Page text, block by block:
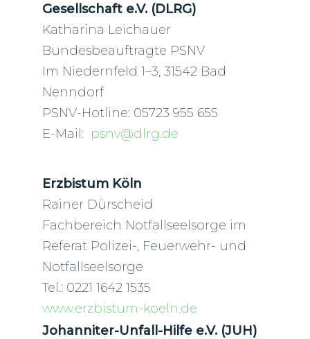
Gesellschaft e.V. (DLRG)
Katharina Leichauer
Bundesbeauftragte PSNV
Im Niedernfeld 1–3, 31542 Bad
Nenndorf
PSNV-Hotline: 05723 955 655
E-Mail: psnv@dlrg.de
Erzbistum Köln
Rainer Dürscheid
Fachbereich Notfallseelsorge im
Referat Polizei-, Feuerwehr- und
Notfallseelsorge
Tel.: 0221 1642 1535
www.erzbistum-koeln.de
Johanniter-Unfall-Hilfe e.V. (JUH)